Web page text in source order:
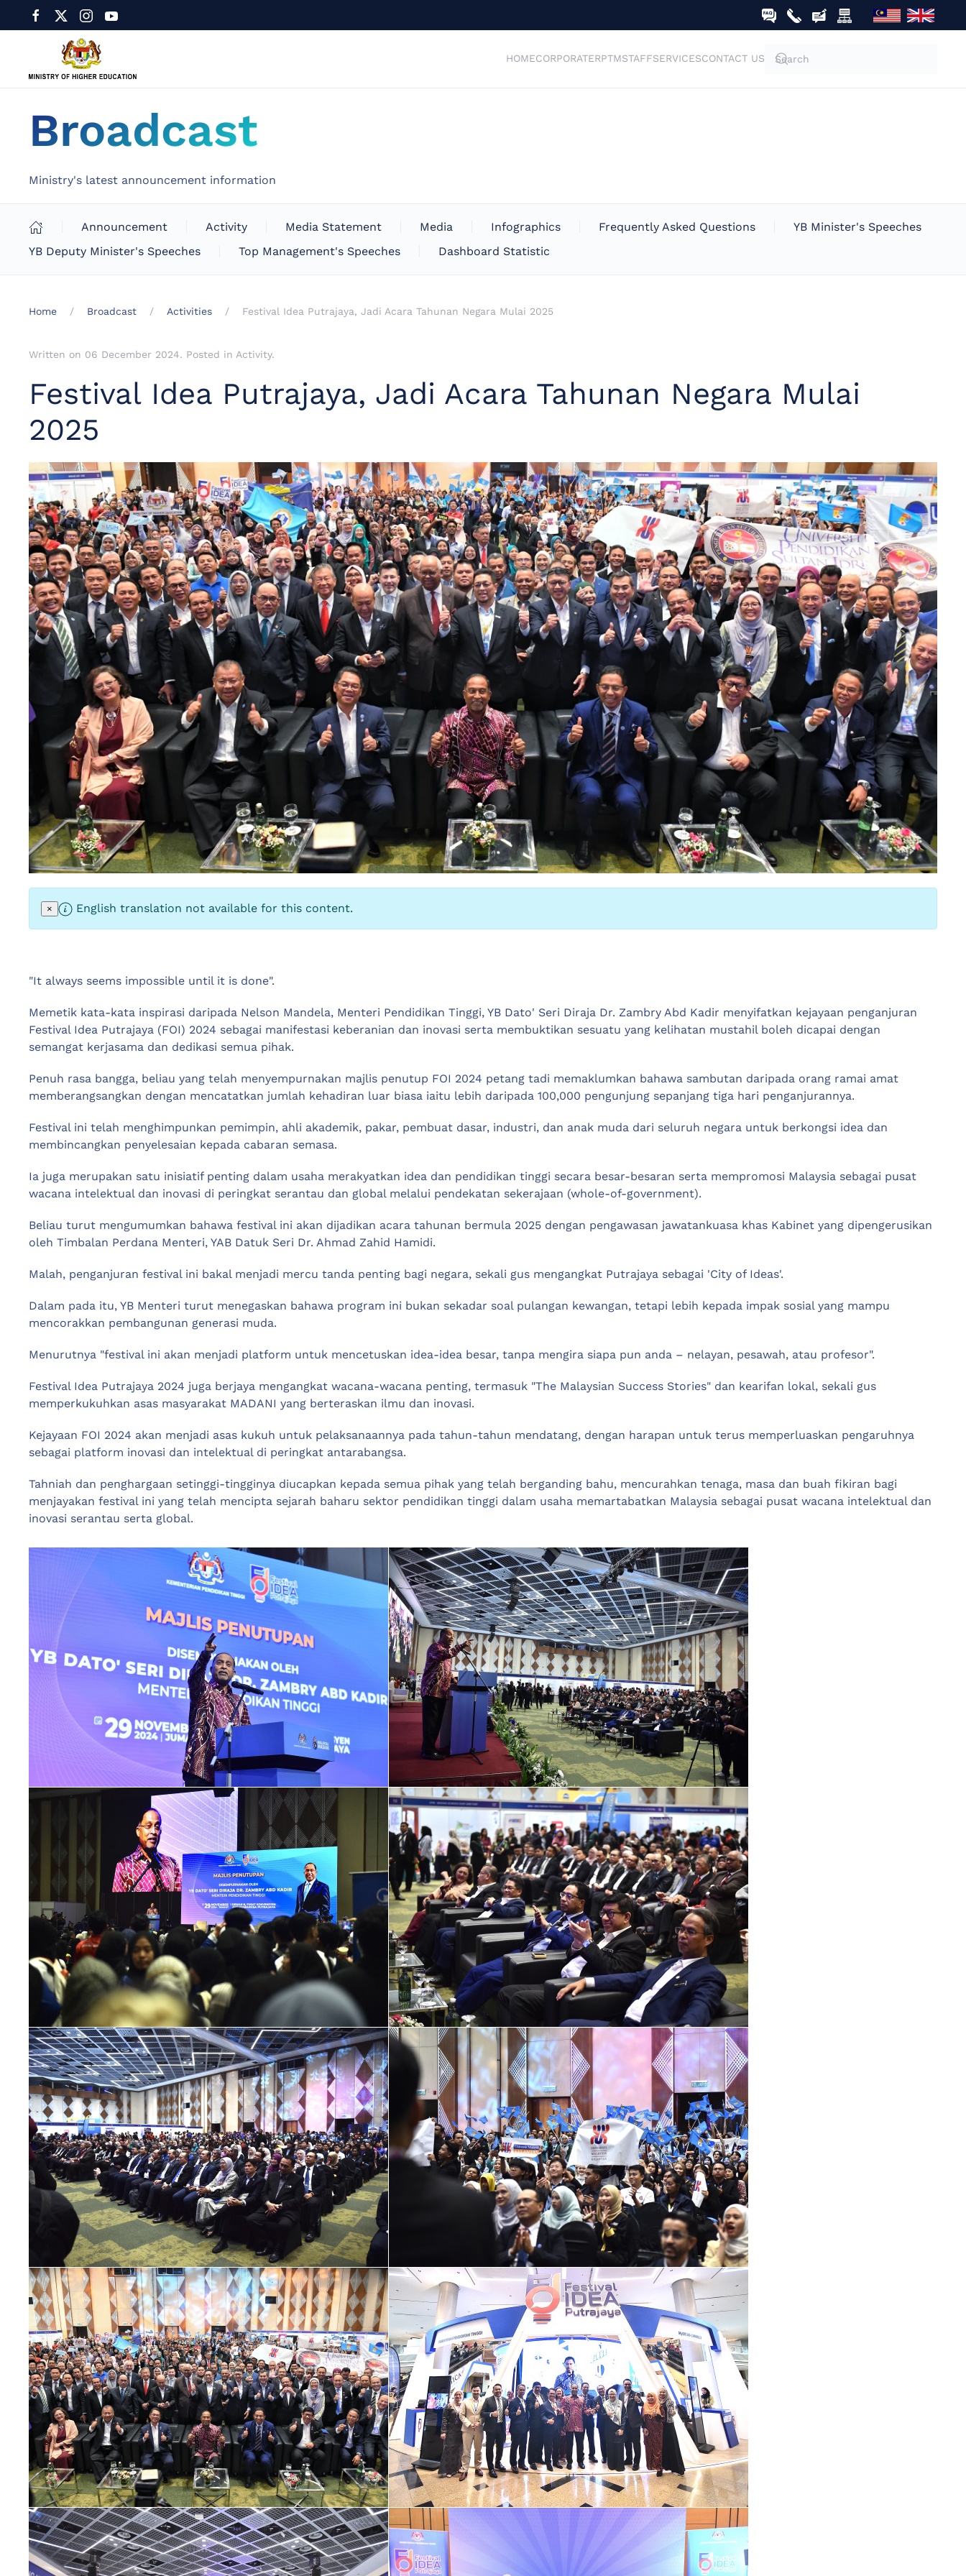
HOMECORPORATERPTMSTAFFSERVICESCONTACT US
Broadcast
Ministry's latest announcement information
Announcement Activity Media Statement Media Infographics Frequently Asked Questions
YB Minister's Speeches
YB Deputy Minister's Speeches
Top Management's Speeches Dashboard Statistic
Home Broadcast Activities Festival Idea Putrajaya, Jadi Acara Tahunan Negara Mulai 2025
Written on 06 December 2024. Posted in Activity.
Festival Idea Putrajaya, Jadi Acara Tahunan Negara Mulai
2025
× English translation not available for this content.
"It always seems impossible until it is done".
Memetik kata-kata inspirasi daripada Nelson Mandela, Menteri Pendidikan Tinggi, YB Dato' Seri Diraja Dr. Zambry Abd Kadir menyifatkan kejayaan penganjuran
Festival Idea Putrajaya (FOI) 2024 sebagai manifestasi keberanian dan inovasi serta membuktikan sesuatu yang kelihatan mustahil boleh dicapai dengan
semangat kerjasama dan dedikasi semua pihak.
Penuh rasa bangga, beliau yang telah menyempurnakan majlis penutup FOI 2024 petang tadi memaklumkan bahawa sambutan daripada orang ramai amat
memberangsangkan dengan mencatatkan jumlah kehadiran luar biasa iaitu lebih daripada 100,000 pengunjung sepanjang tiga hari penganjurannya.
Festival ini telah menghimpunkan pemimpin, ahli akademik, pakar, pembuat dasar, industri, dan anak muda dari seluruh negara untuk berkongsi idea dan
membincangkan penyelesaian kepada cabaran semasa.
Ia juga merupakan satu inisiatif penting dalam usaha merakyatkan idea dan pendidikan tinggi secara besar-besaran serta mempromosi Malaysia sebagai pusat
wacana intelektual dan inovasi di peringkat serantau dan global melalui pendekatan sekerajaan (whole-of-government).
Beliau turut mengumumkan bahawa festival ini akan dijadikan acara tahunan bermula 2025 dengan pengawasan jawatankuasa khas Kabinet yang dipengerusikan
oleh Timbalan Perdana Menteri, YAB Datuk Seri Dr. Ahmad Zahid Hamidi.
Malah, penganjuran festival ini bakal menjadi mercu tanda penting bagi negara, sekali gus mengangkat Putrajaya sebagai 'City of Ideas'.
Dalam pada itu, YB Menteri turut menegaskan bahawa program ini bukan sekadar soal pulangan kewangan, tetapi lebih kepada impak sosial yang mampu
mencorakkan pembangunan generasi muda.
Menurutnya "festival ini akan menjadi platform untuk mencetuskan idea-idea besar, tanpa mengira siapa pun anda – nelayan, pesawah, atau profesor".
Festival Idea Putrajaya 2024 juga berjaya mengangkat wacana-wacana penting, termasuk "The Malaysian Success Stories" dan kearifan lokal, sekali gus
memperkukuhkan asas masyarakat MADANI yang berteraskan ilmu dan inovasi.
Kejayaan FOI 2024 akan menjadi asas kukuh untuk pelaksanaannya pada tahun-tahun mendatang, dengan harapan untuk terus memperluaskan pengaruhnya
sebagai platform inovasi dan intelektual di peringkat antarabangsa.
Tahniah dan penghargaan setinggi-tingginya diucapkan kepada semua pihak yang telah berganding bahu, mencurahkan tenaga, masa dan buah fikiran bagi
menjayakan festival ini yang telah mencipta sejarah baharu sektor pendidikan tinggi dalam usaha memartabatkan Malaysia sebagai pusat wacana intelektual dan
inovasi serantau serta global.